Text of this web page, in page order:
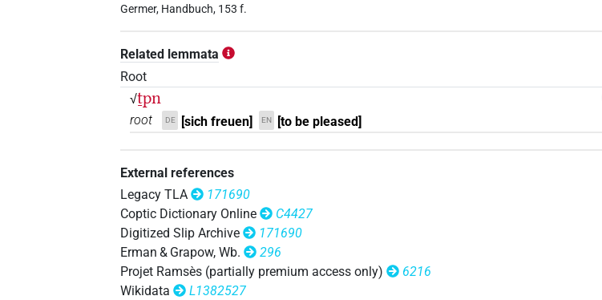
𓏏𓊪[]
𓏏𓊪𓈖𓈖?𓏏?𓈒𓏥
Germer, Handbuch, 153 f.
Related lemmata
Root
√ṯpn
root DE [sich freuen] EN [to be pleased]
External references
Legacy TLA
171690
Coptic Dictionary Online
C4427
Digitized Slip Archive
171690
Erman & Grapow, Wb.
296
Projet Ramsès (partially premium access only)
6216
Wikidata
L1382527